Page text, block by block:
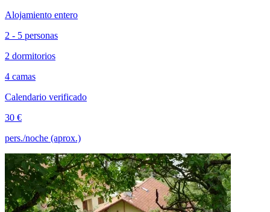
Alojamiento entero
2 - 5 personas
2 dormitorios
4 camas
Calendario verificado
30 €
pers./noche (aprox.)